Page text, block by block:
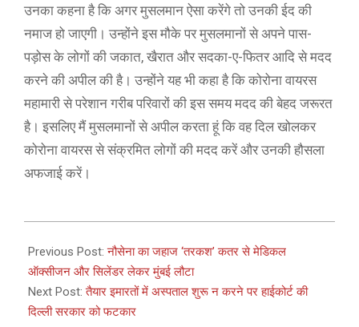
उनका कहना है कि अगर मुसलमान ऐसा करेंगे तो उनकी ईद की
नमाज हो जाएगी। उन्होंने इस मौके पर मुसलमानों से अपने पास-
पड़ोस के लोगों की जकात, खैरात और सदका-ए-फितर आदि से मदद
करने की अपील की है। उन्होंने यह भी कहा है कि कोरोना वायरस
महामारी से परेशान गरीब परिवारों की इस समय मदद की बेहद जरूरत
है। इसलिए मैं मुसलमानों से अपील करता हूं कि वह दिल खोलकर
कोरोना वायरस से संक्रमित लोगों की मदद करें और उनकी हौसला
अफजाई करें।
05-
12
Previous Post:नौसेना का जहाज ‘तरकश’ कतर से मेडिकल
ऑक्सीजन और सिलेंडर लेकर मुंबई लौटा
Next Post:तैयार इमारतों में अस्पताल शुरू न करने पर हाईकोर्ट की
दिल्ली सरकार को फटकार